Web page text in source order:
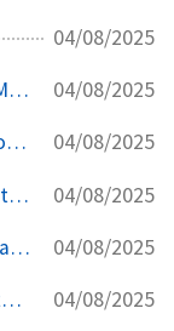
04/08/2025
Tornozeleira eletrônica no Senador Marcos Do Val. A defesa do senador Marcos do Val e especialistas jurídicos levantaram diversas preocupações sobre possíveis violações de princípios jurídicos fundamentais devido às medidas impostas ao parlamentar, principalmente o uso de tornozeleira eletrônica e restrições patrimoniais e de liberdade 04/08/2025
Decretada prisão domiciliar de Bolsonaro por suposto descumprimento de medidas cautelares 04/08/2025
Daniel Silveira tem negado tratamento médico necessário enquanto ele se encontrava preso, mesmo após apresentar laudos médicos que apontavam “sérios riscos de infecção e elevada gravidade” após cirurgia no joelho direito. Foram protocolados 24 pedidos de urgência ao Supremo Tribunal Federal (STF) para permitir sua transferência a um hospital ou a concessão de prisão domiciliar humanitária para tratamento adequado, conforme recomendações médicas 04/08/2025
Bloqueio das contas bancárias do marido da deputada exilada Carla Zambelli, Antônio Aginaldo de Oliveira, durante investigação contra a parlamentar 04/08/2025
50% de tarifa dos EUA sobre produtos brasileiros entra em vigor 04/08/2025